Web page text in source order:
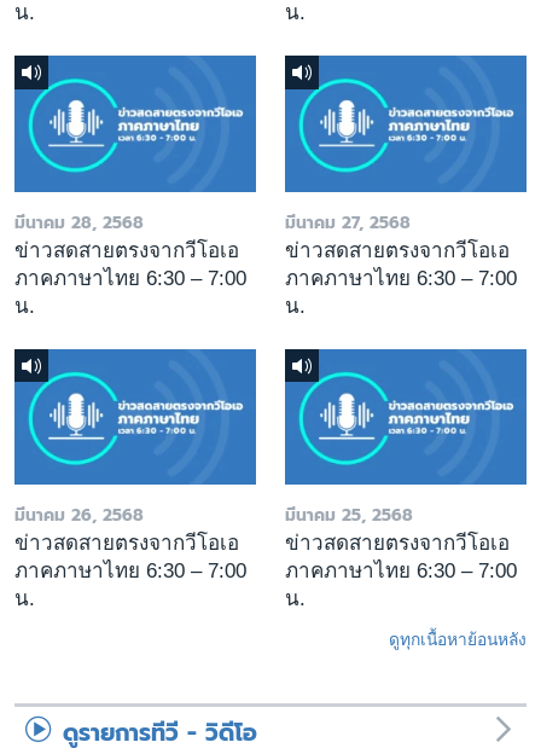
น.
น.
มีนาคม 28, 2568
ข่าวสดสายตรงจากวีโอเอ
ภาคภาษาไทย 6:30 – 7:00
น.
มีนาคม 27, 2568
ข่าวสดสายตรงจากวีโอเอ
ภาคภาษาไทย 6:30 – 7:00
น.
มีนาคม 26, 2568
ข่าวสดสายตรงจากวีโอเอ
ภาคภาษาไทย 6:30 – 7:00
น.
มีนาคม 25, 2568
ข่าวสดสายตรงจากวีโอเอ
ภาคภาษาไทย 6:30 – 7:00
น.
ดูทุกเนื้อหาย้อนหลัง
ดูรายการทีวี - วิดีโอ